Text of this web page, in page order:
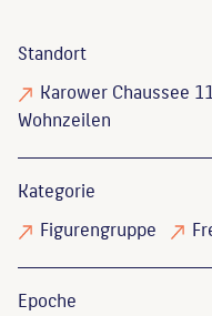
Standort
Karower Chaussee
Wohnzeilen
Kategorie
Figurengruppe
Epoche